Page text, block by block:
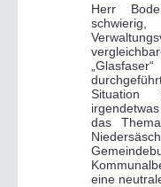
Herr
Situation
das
eine